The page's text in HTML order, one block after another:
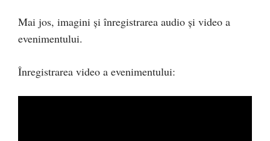
Mai jos, imagini și înregistrarea audio și video a
evenimentului.
Înregistrarea video a evenimentului: